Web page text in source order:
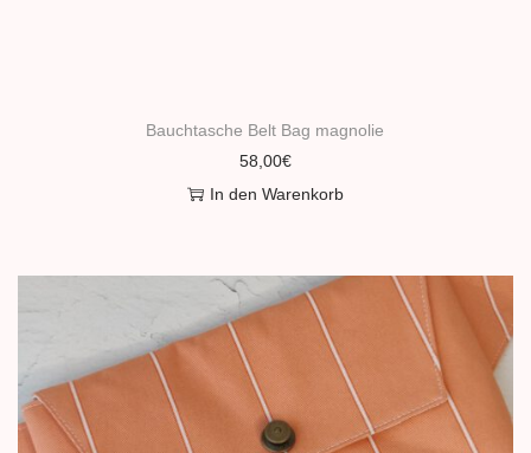
Bauchtasche Belt Bag magnolie
58,00€
In den Warenkorb